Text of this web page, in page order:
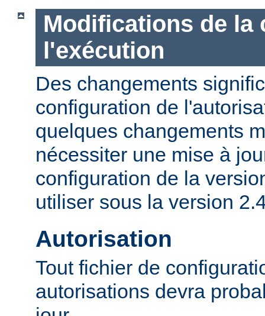
Modifications de la
l'exécution
Des changements
configuration de
quelques changements
nécessiter une mise à
configuration de la
utiliser sous la version
Autorisation
Tout fichier de
autorisations devra